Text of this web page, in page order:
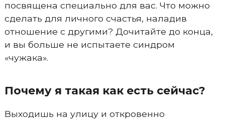
посвящена специально для вас. Что можно
сделать для личного счастья, наладив
отношение с другими? Дочитайте до конца,
и вы больше не испытаете синдром
«чужака».
Почему я такая как есть сейчас?
Выходишь на улицу и откровенно